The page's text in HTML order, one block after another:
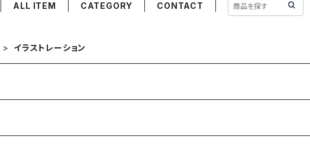
ALL ITEM CATEGORY CONTACT
イラストレーション